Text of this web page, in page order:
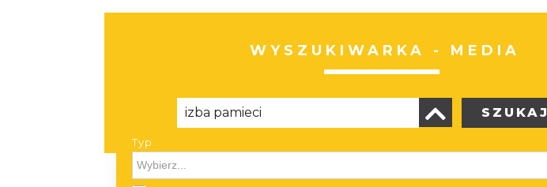
WYSZUKIWARKA - MEDIA
Typ
Typ
SZUKAJ